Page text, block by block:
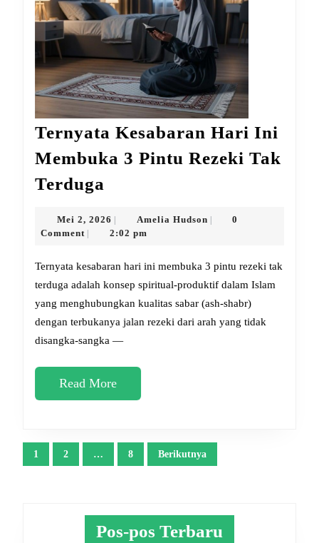
Ternyata Kesabaran Hari Ini
Membuka 3 Pintu Rezeki Tak
Terduga
Hari
Membuka
3
Pintu
Rezeki
Terduga
Mei 2, 2026 Mei
2,
Amelia HudsonAmelia
0
Comment
2:02 pm
Ternyata kesabaran hari ini membuka 3 pintu rezeki tak
terduga adalah konsep spiritual-produktif dalam Islam
yang menghubungkan kualitas sabar (ash-shabr)
dengan terbukanya jalan rezeki dari arah yang tidak
disangka-sangka —
Read MoreRead
More
Paginasi
pos
1 2 … 8 Berikutnya
Pos-pos Terbaru